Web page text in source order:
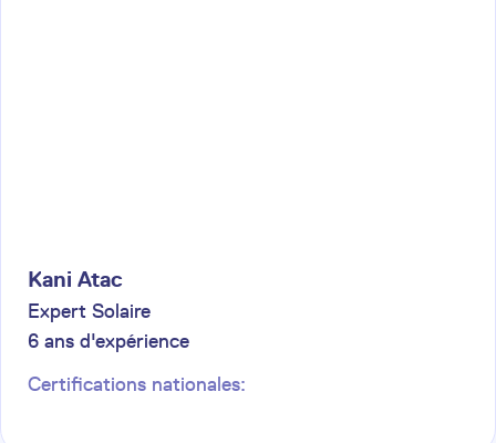
Kani Atac
Expert Solaire
6 ans d'expérience
Certifications nationales: